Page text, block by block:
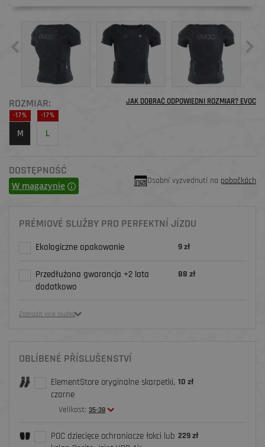
ROZMIAR: JAK DOBRAĆ ODPOWIEDNI ROZMIAR? EVOC
-17%
M
-17%
L
DOSTĘPNOŚĆ
W magazynie Osobní vyzvednutí na pobočkách
PRÉMIOVÉ SLUŽBY PRO PERFEKTNÍ JÍZDU
Ekologiczne opakowanie 9 zł
Przedłużona gwarancja +2 lata
dodatkowo
88 zł
Zobrazit více služeb
OBLÍBENÉ PŘÍSLUŠENSTVÍ
ElementStore oryginalne skarpetki,
czarne
Velikost: 35-38
10 zł
POC dziecięce ochraniacze łokci lub 229 zł